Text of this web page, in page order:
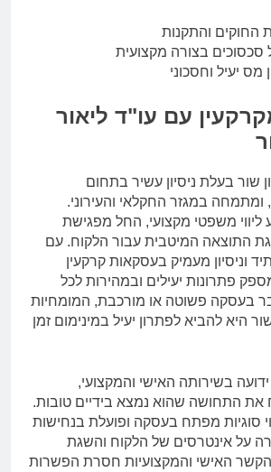
החוקים והתקנות
סכסוכים בצורה מקצועית
מס יעיל וחסכוני
עם עו"ד ליאור
שור בעלת ניסיון עשיר בתחום
ומתמחה במגזר החקלאי והעירוני.
משפטי מקצועי, החל מפגישת
התוצאה המיטבית עבור הלקוח. עם
וניסיון מעמיק בעסקאות קרקעין
פתרונות יעילים ובמהירות לכל
בעסקה פשוטה או מורכבת, המומחיות
היא להביא לפתרון יעיל במינימום זמן
בשירותה האישי והמקצועי,
את התחושה שהוא נמצא בידיים טובות.
סוגיות מפתח בעסקה ופועלת בנחישות
על אינטרסים של הלקוח והשגת
הקשר האישי והמקצועיות חסרת הפשרות